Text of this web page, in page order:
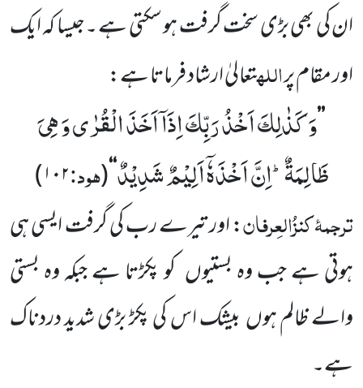
ان کی بھی بڑی سخت گرفت ہو سکتی ہے ۔جیسا کہ ایک
اور مقام پراللہتعالیٰ ارشاد فرماتا ہے:
’’وَ كَذٰلِكَ اَخْذُ رَبِّكَ اِذَاۤ اَخَذَ الْقُرٰى وَ هِیَ
ظَالِمَةٌؕ-اِنَّ اَخْذَهٗۤ اَلِیْمٌ شَدِیْدٌ‘‘
(ہود:۱۰۲)
ترجمۂکنزُالعِرفان: اور تیرے رب کی گرفت ایسی ہی
ہوتی ہے جب وہ بستیوں کو پکڑتا ہے جبکہ وہ بستی
والے ظالم ہوںبیشک اس کی پکڑ بڑی شدید دردناک
ہے۔